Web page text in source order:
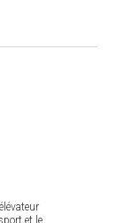
et le